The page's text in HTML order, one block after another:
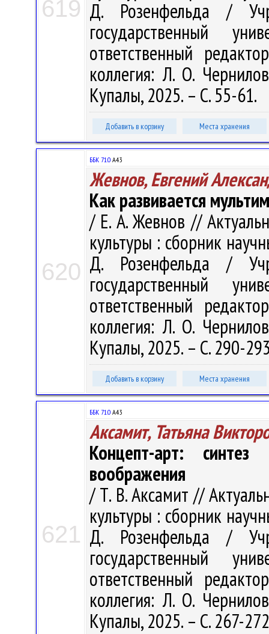
619 Д. Розенфельда /
государственный
ответственный
коллегия: Л. О.
Купалы, 2025. – С. 55-61.
Добавить в корзину Места хранения
620
ББК 71.0 А43
Жевнов, Евгений
Как развивается
/ Е. А. Жевнов //
культуры : сборник
Д. Розенфельда /
государственный
ответственный
коллегия: Л. О.
Купалы, 2025. – С. 290-
Добавить в корзину Места хранения
621
ББК 71.0 А43
Аксамит, Татьяна
Концепт-арт:
воображения
/ Т. В. Аксамит //
культуры : сборник
Д. Розенфельда /
государственный
ответственный
коллегия: Л. О.
Купалы, 2025. – С. 267-